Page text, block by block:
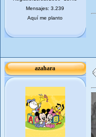
Mensajes: 3.239
Aquí me planto
azahara